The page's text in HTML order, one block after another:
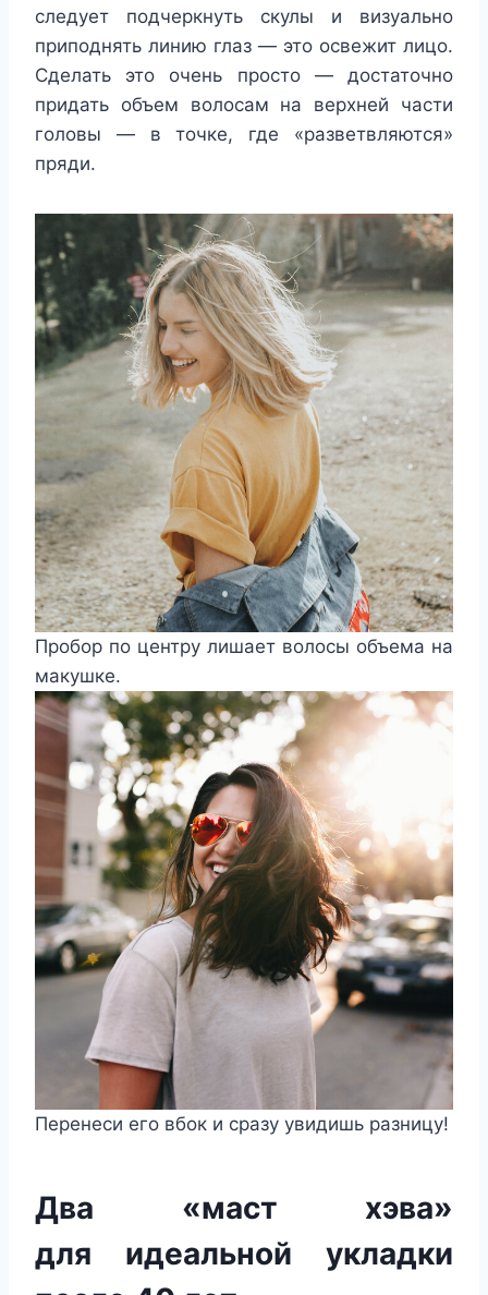
следует подчеркнуть скулы и визуально
приподнять линию глаз — это освежит лицо.
Сделать это очень просто — достаточно
придать объем волосам на верхней части
головы — в точке, где «разветвляются»
пряди.
Пробор по центру лишает волосы объема на
макушке.
Перенеси его вбок и сразу увидишь разницу!
Два «маст хэва»
для идеальной укладки